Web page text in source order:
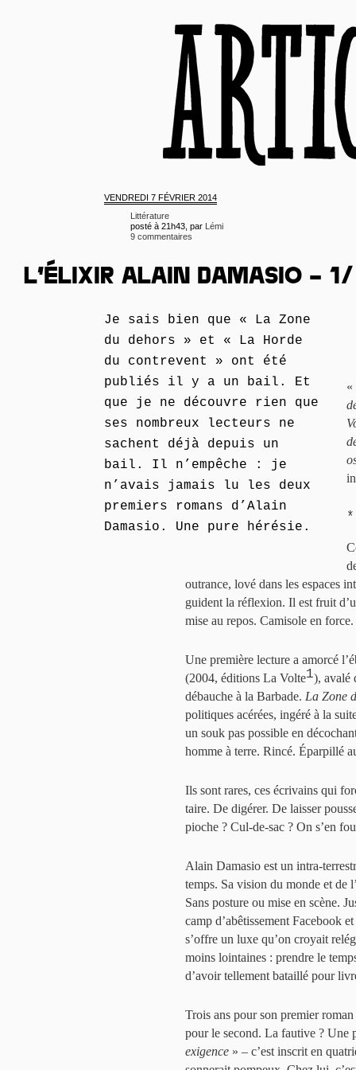
VENDREDI 7 FÉVRIER 2014
Littérature
posté à 21h43, par Lémi
9 commentaires
L’ÉLIXIR ALAIN DAMASIO – 1/
Je sais bien que « La Zone
du dehors » et « La Horde
du contrevent » ont été
publiés il y a un bail. Et
que je ne découvre rien que
ses nombreux lecteurs ne
sachent déjà depuis un
bail. Il n’empêche : je
n’avais jamais lu les deux
premiers romans d’Alain
Damasio. Une pure hérésie.
«
*
outrance, lové dans les espaces
guident la réflexion. Il est fruit
mise au repos. Camisole en force.
Une première lecture a amorcé
(2004, éditions La Volte1), avalé
débauche à la Barbade. La Zone
politiques acérées, ingéré à la
un souk pas possible en
homme à terre. Rincé. Éparpillé
Ils sont rares, ces écrivains qui
taire. De digérer. De laisser
pioche ? Cul-de-sac ? On s’en
Alain Damasio est un intra-
temps. Sa vision du monde et de
Sans posture ou mise en scène.
camp d’abêtissement Facebook
s’offre un luxe qu’on croyait
moins lointaines : prendre le
d’avoir tellement bataillé pour
Trois ans pour son premier
pour le second. La fautive ? Une
exigence » – c’est inscrit en